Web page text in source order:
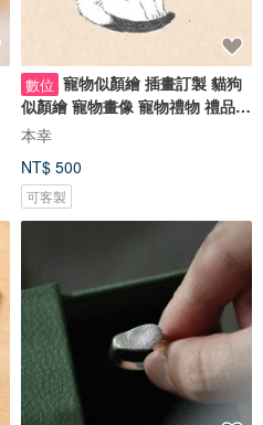
數位 寵物似顏繪 插畫訂製 貓狗
似顏繪 寵物畫像 寵物禮物 禮品
紀念品
本幸
NT$ 500
可客製